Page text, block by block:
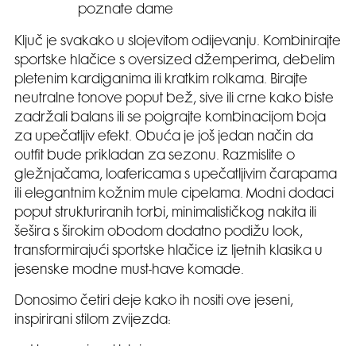
poznate dame
Ključ je svakako u slojevitom odijevanju. Kombinirajte
sportske hlačice s oversized džemperima, debelim
pletenim kardiganima ili kratkim rolkama. Birajte
neutralne tonove poput bež, sive ili crne kako biste
zadržali balans ili se poigrajte kombinacijom boja
za upečatljiv efekt. Obuća je još jedan način da
outfit bude prikladan za sezonu. Razmislite o
gležnjačama, loafericama s upečatljivim čarapama
ili elegantnim kožnim mule cipelama. Modni dodaci
poput strukturiranih torbi, minimalističkog nakita ili
šešira s širokim obodom dodatno podižu look,
transformirajući sportske hlačice iz ljetnih klasika u
jesenske modne must-have komade.
Donosimo četiri deje kako ih nositi ove jeseni,
inspirirani stilom zvijezda: